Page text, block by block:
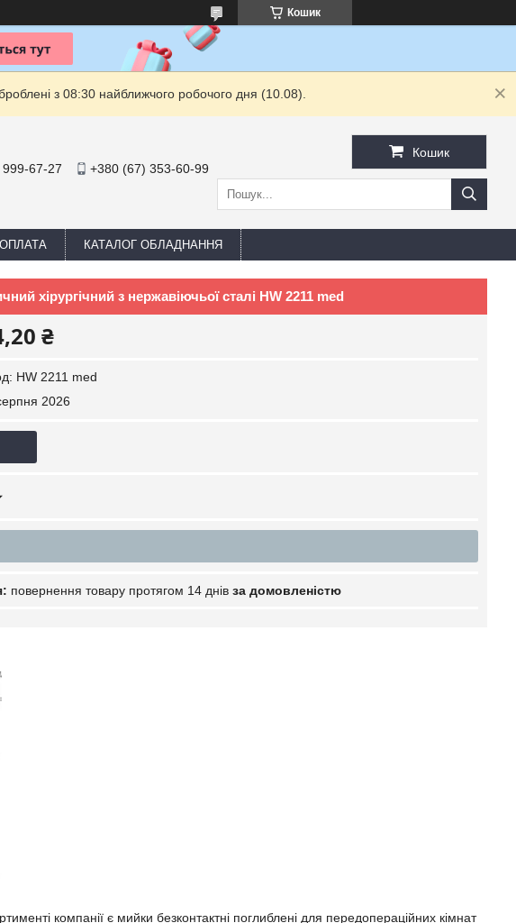
Кошик
з 08:30 найближчого робочого дня (10.08).
67-27 +380 (67) 353-60-99
Кошик
КАТАЛОГ ОБЛАДНАННЯ
хірургічний з нержавіючьої сталі HW 2211 med
₴
HW 2211 med
2026
повернення товару протягом 14 днів за домовленістю
компанії є мийки безконтактні поглиблені для передопераційних кімнат